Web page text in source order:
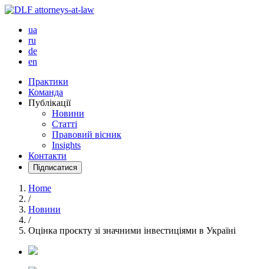
ua
ru
de
en
Практики
Команда
Публікації
Новини
Статті
Правовий вісник
Insights
Контакти
Підписатися
Home
/
Новини
/
Оцінка проєкту зі значними інвестиціями в Україні